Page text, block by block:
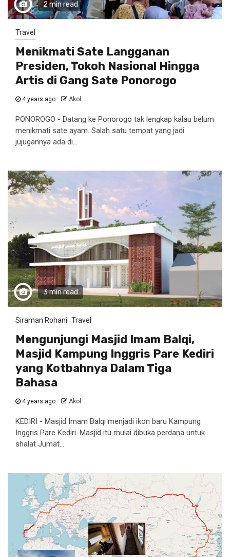
2 min read
Travel
Menikmati Sate Langganan
Presiden, Tokoh Nasional Hingga
Artis di Gang Sate Ponorogo
4 years ago Akol
PONOROGO - Datang ke Ponorogo tak lengkap kalau belum
menikmati sate ayam. Salah satu tempat yang jadi
jujugannya ada di...
3 min read
Siraman Rohani Travel
Mengunjungi Masjid Imam Balqi,
Masjid Kampung Inggris Pare Kediri
yang Kotbahnya Dalam Tiga
Bahasa
4 years ago Akol
KEDIRI - Masjid Imam Balqi menjadi ikon baru Kampung
Inggris Pare Kediri. Masjid itu mulai dibuka perdana untuk
shalat Jumat...